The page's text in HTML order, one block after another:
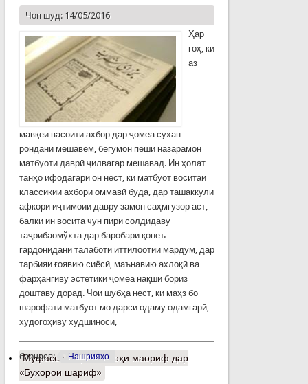
Чоп шуд: 14/05/2016
Ҳар
гоҳ, ки
аз
мавқеи васоити ахбор дар ҷомеа сухан
ронданӣ мешавем, бегумон пеши назарамон
матбуоти даврӣ ҷилвагар мешавад. Ин ҳолат
танҳо ифодагари он нест, ки матбуот воситаи
классикии ахбори оммавӣ буда, дар ташаккули
афкори иҷтимоии давру замон саҳмгузор аст,
балки ин восита чун пири солдидаву
таҷрибаомўхта дар баробари қонеъ
гардонидани талаботи иттилоотии мардум, дар
тарбияи ғоявию сиёсӣ, маънавию ахлоқӣ ва
фарҳангиву эстетики ҷомеа нақши бориз
доштаву дорад. Чои шубҳа нест, ки маҳз бо
шарофати матбуот мо дарси одаму одамгарӣ,
худогоҳиву худшиносӣ,
барчасп: Нашрияҳо
Муфассалтаро Ислоҳи маориф дар
«Бухорои шариф»